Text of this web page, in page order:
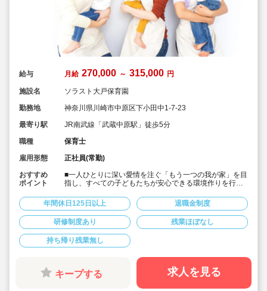
給与 月給 270,000 ～ 315,000 円
施設名
ソラスト大戸保育園
勤務地
神奈川県川崎市中原区下小田中1-7-23
最寄り駅
JR南武線「武蔵中原駅」徒歩5分
職種
保育士
雇用形態
正社員(常勤)
おすすめ
ポイント
■一人ひとりに深い愛情を注ぐ「もう一つの我が家」を目
指し、すべての子どもたちが安心できる環境作りを行っ
■月給27万以上の好待遇♪
■入社月より初年度分の有給休暇10日を付与します！
■年間休日125日以上でプライベート充実！
■書類業務は簡単なタブレット入力♪
■大手安定企業♪福利厚生も充実♪
■20代～70代まで幅広い年齢層でどのライフイベントに
も対応できる環境です
年間休日125日以上 退職金制度
研修制度あり 残業ほぼなし
持ち帰り残業無し
キープする 求人を見る